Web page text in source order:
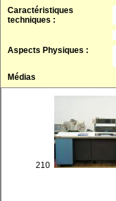
Caractéristiques
techniques :
Aspects Physiques :
Médias
210